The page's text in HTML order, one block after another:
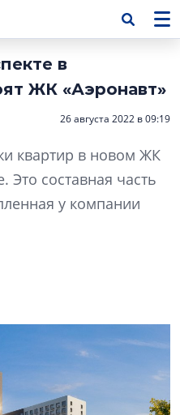
в
ЖК «Аэронавт»
26 августа 2022 в 09:19
квартир в новом ЖК
Это составная часть
у компании